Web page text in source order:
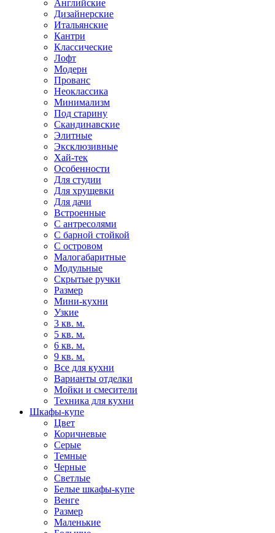
Английские
Дизайнерские
Итальянские
Кантри
Классические
Лофт
Модерн
Прованс
Неоклассика
Минимализм
Под старину
Скандинавские
Элитные
Эксклюзивные
Хай-тек
Особенности
Для студии
Для хрущевки
Для дачи
Встроенные
С антресолями
С барной стойкой
С островом
Малогабаритные
Модульные
Скрытые ручки
Размер
Мини-кухни
Узкие
3 кв. м.
5 кв. м.
6 кв. м.
9 кв. м.
Все для кухни
Варианты отделки
Мойки и смесители
Техника для кухни
Шкафы-купе
Цвет
Коричневые
Серые
Темные
Черные
Светлые
Белые шкафы-купе
Венге
Размер
Маленькие